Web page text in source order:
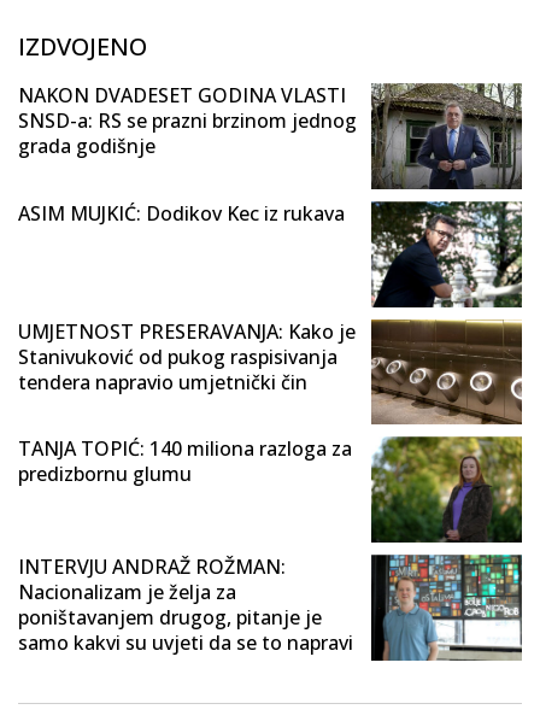
IZDVOJENO
NAKON DVADESET GODINA VLASTI
SNSD-a: RS se prazni brzinom jednog
grada godišnje
ASIM MUJKIĆ: Dodikov Kec iz rukava
UMJETNOST PRESERAVANJA: Kako je
Stanivuković od pukog raspisivanja
tendera napravio umjetnički čin
TANJA TOPIĆ: 140 miliona razloga za
predizbornu glumu
INTERVJU ANDRAŽ ROŽMAN:
Nacionalizam je želja za
poništavanjem drugog, pitanje je
samo kakvi su uvjeti da se to napravi